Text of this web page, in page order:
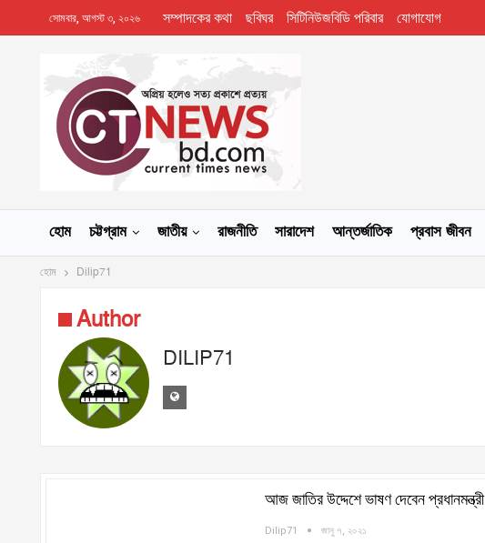
সোমবার, আগস্ট ৩, ২০২৬ সম্পাদকের কথা ছবিঘর সিটিনিউজবিডি পরিবার যোগাযোগ
হোম চট্টগ্রাম জাতীয় রাজনীতি সারাদেশ আন্তর্জাতিক প্রবাস জীবন
হোম Dilip71
Author
DILIP71
আজ জাতির উদ্দেশে ভাষণ দেবেন প্রধানমন্ত্রী
Dilip71 জানু ৭, ২০২১